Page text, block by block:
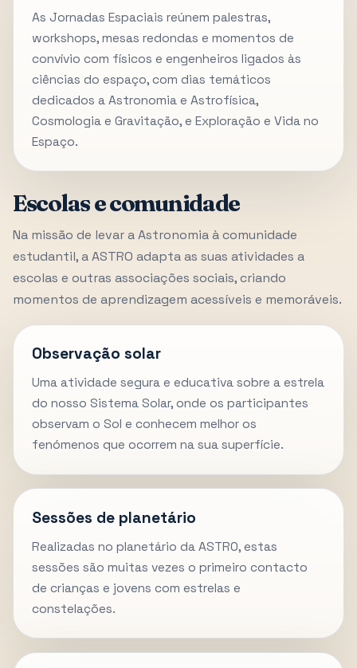
As Jornadas Espaciais reúnem palestras,
workshops, mesas redondas e momentos de
convívio com físicos e engenheiros ligados às
ciências do espaço, com dias temáticos
dedicados a Astronomia e Astrofísica,
Cosmologia e Gravitação, e Exploração e Vida no
Espaço.
Escolas e comunidade
Na missão de levar a Astronomia à comunidade
estudantil, a ASTRO adapta as suas atividades a
escolas e outras associações sociais, criando
momentos de aprendizagem acessíveis e memoráveis.
Observação solar
Uma atividade segura e educativa sobre a estrela
do nosso Sistema Solar, onde os participantes
observam o Sol e conhecem melhor os
fenómenos que ocorrem na sua superfície.
Sessões de planetário
Realizadas no planetário da ASTRO, estas
sessões são muitas vezes o primeiro contacto
de crianças e jovens com estrelas e
constelações.